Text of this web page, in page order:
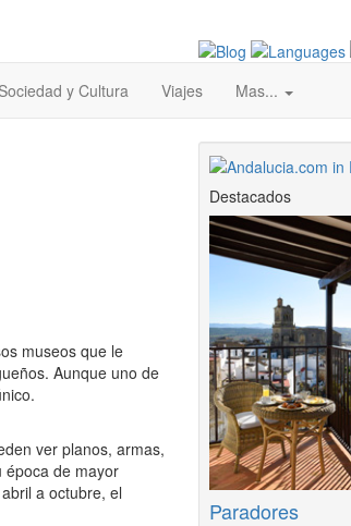
Sociedad y Cultura Viajes Mas...
museos que le
Aunque uno de
ver planos, armas,
época de mayor
a octubre, el
Destacados
Paradores